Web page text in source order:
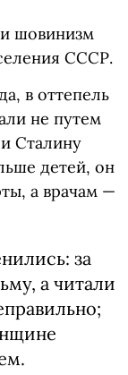
шовинизм
СССР.
в оттепель
не путем
Сталину
детей, он
а врачам —
за
а читали